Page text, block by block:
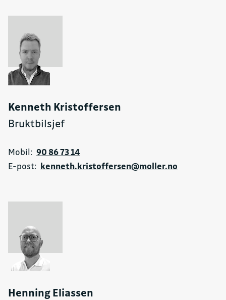
Kenneth Kristoffersen
Bruktbilsjef
Mobil: 90 86 73 14
E-post: kenneth.kristoffersen@moller.no
Henning Eliassen